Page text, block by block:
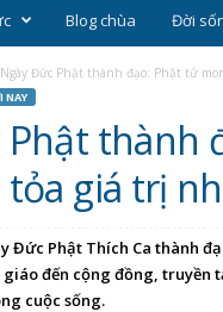
Blog chùa Đời
Ngày Đức Phật thành đạo: Phật tử
NAY
Phật thành
giá trị
Đức Phật Thích Ca thành
đến cộng đồng, truyền
cuộc sống.